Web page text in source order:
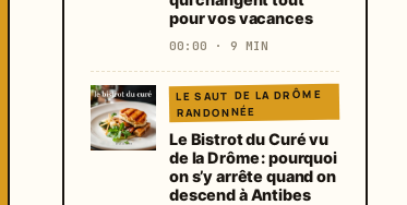
pour vos vacances
00:00 · 9 MIN
LE SAUT DE LA DRÔME
RANDONNÉE
Le Bistrot du Curé vu
de la Drôme : pourquoi
on s’y arrête quand on
descend à Antibes